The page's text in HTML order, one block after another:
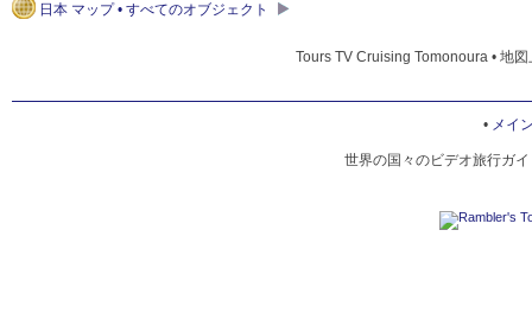
日本 マップ • すべてのオブジェクト
Tours TV Cruising Tomonoura • 地
• メイ
世界の国々のビデオ旅行ガ